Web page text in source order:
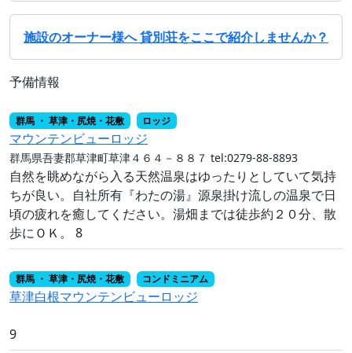
施設のオーナー様へ 貸別荘をここで紹介しませんか？
予備情報
群馬 ・ 草津・尻焼・花敷 ロッジ
マウンテンビューロッジ
群馬県吾妻郡草津町草津４６４－８８７ tel:0279-88-8893
自然を眺めながら入る天然温泉はゆったりとしていて気持
ちが良い。自社所有『わたの湯』源泉掛け流しの温泉で日
頃の疲れを癒してください。湯畑までは徒歩約２０分、散
歩にＯＫ。 8
群馬 ・ 草津・尻焼・花敷 コンドミニアム
草津白根マウンテンビューロッジ
9